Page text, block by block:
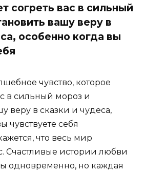
согреть вас в сильный
вашу веру в
особенно когда вы
чувство, которое
в сильный мороз и
веру в сказки и чудеса,
чувствуете себя
что весь мир
Счастливые истории любви
одновременно, но каждая